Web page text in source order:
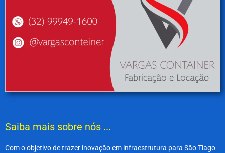
Saiba mais sobre nós ...
Com o objetivo de trazer inovação em infraestrutura para São Tiago